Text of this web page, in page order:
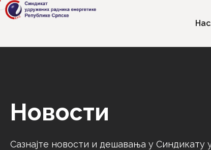
Новости
Сазнајте новости и дешавања у Синдикату